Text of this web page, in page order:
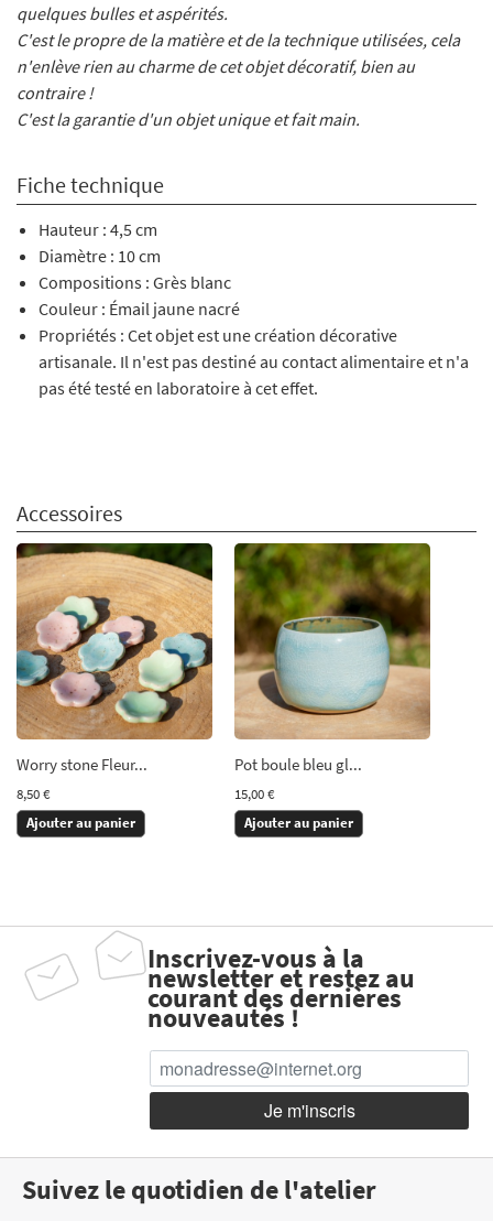
quelques bulles et aspérités.
C'est le propre de la matière et de la technique utilisées, cela
n'enlève rien au charme de cet objet décoratif, bien au
contraire !
C'est la garantie d'un objet unique et fait main.
Fiche technique
Hauteur : 4,5 cm
Diamètre : 10 cm
Compositions : Grès blanc
Couleur : Émail jaune nacré
Propriétés : Cet objet est une création décorative
artisanale. Il n'est pas destiné au contact alimentaire et n'a
pas été testé en laboratoire à cet effet.
Accessoires
Worry stone Fleur...
8,50 €
Ajouter au panier
Pot boule bleu gl...
15,00 €
Ajouter au panier
Inscrivez-vous à la
newsletter et restez au
courant des dernières
nouveautés !
Suivez le quotidien de l'atelier